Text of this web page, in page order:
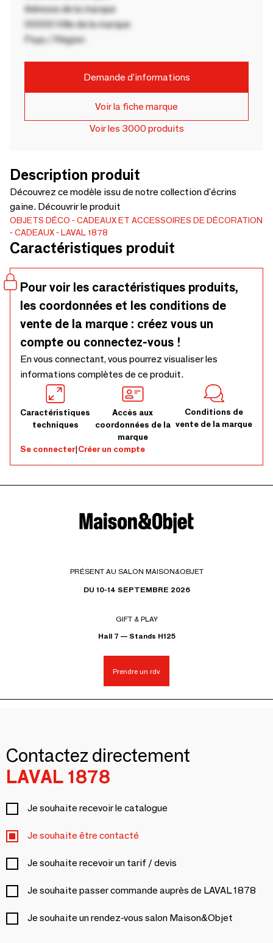
Adresse de la marque
00000 Ville de la marque
Pays / Région
Demande d'informations
Voir la fiche marque
Voir les 3000 produits
Description produit
Découvrez ce modèle issu de notre collection d'écrins
gaine. Découvrir le produit
OBJETS DÉCO
CADEAUX ET ACCESSOIRES DE DÉCORATION
CADEAUX
LAVAL 1878
Caractéristiques produit
Pour voir les caractéristiques produits,
les coordonnées et les conditions de
vente de la marque : créez vous un
compte ou connectez-vous !
En vous connectant, vous pourrez visualiser les
informations complètes de ce produit.
Caractéristiques
techniques
Accès aux
coordonnées de la
marque
Conditions de
vente de la marque
Se connecter|Créer un compte
PRÉSENT AU SALON MAISON&OBJET
DU 10-14 SEPTEMBRE 2026
GIFT & PLAY
Hall 7 — Stands H125
Prendre un rdv
Contactez directement
LAVAL 1878
Je souhaite recevoir le catalogue
Je souhaite être contacté
Je souhaite recevoir un tarif / devis
Je souhaite passer commande auprès de LAVAL 1878
Je souhaite un rendez-vous salon Maison&Objet